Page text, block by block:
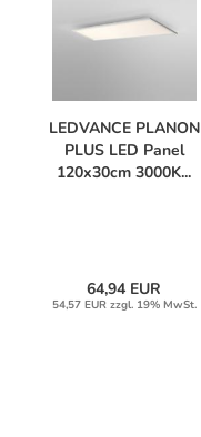
LEDVANCE PLANON
PLUS LED Panel
120x30cm 3000K...
64,94 EUR
54,57 EUR zzgl. 19% MwSt.